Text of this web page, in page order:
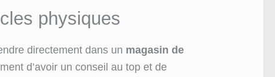
physiques
directement dans un magasin de
d’avoir un conseil au top et de